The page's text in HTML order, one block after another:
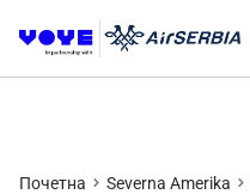
Почетна Severna Amerika